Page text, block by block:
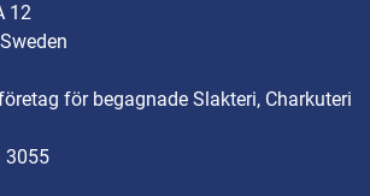
12
för begagnade Slakteri, Charkuteri
3055